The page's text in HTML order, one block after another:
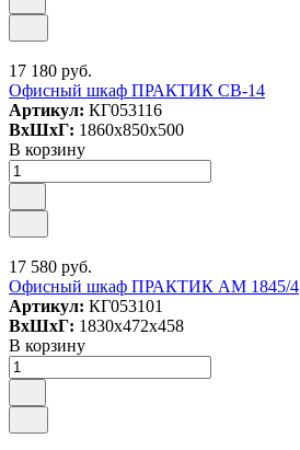
17 180 руб.
Офисный шкаф ПРАКТИК СВ-14
Артикул: КГ053116
ВxШxГ: 1860x850x500
В корзину
17 580 руб.
Офисный шкаф ПРАКТИК AM 1845/4
Артикул: КГ053101
ВxШxГ: 1830x472x458
В корзину